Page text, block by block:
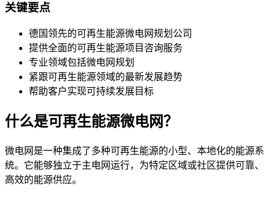
关键要点
德国领先的可再生能源微电网规划公司
提供全面的可再生能源项目咨询服务
专业领域包括微电网规划
紧跟可再生能源领域的最新发展趋势
帮助客户实现可持续发展目标
什么是可再生能源微电网？
微电网是一种集成了多种可再生能源的小型、本地化的能源系
统。它能够独立于主电网运行，为特定区域或社区提供可靠、
高效的能源供应。